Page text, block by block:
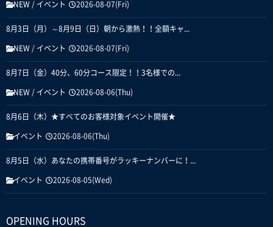
NEW / イベント 2026-08-07(Fri)
8月3日（月）～8月9日（日）朝から激熱！！全額キャ...
NEW / イベント 2026-08-07(Fri)
8月7日（金）40分、60分コース限定！！3名様での...
NEW / イベント 2026-08-06(Thu)
8月6日（木）★すべてのお客様対象イベント開催★
イベント 2026-08-06(Thu)
8月5日（水）あなたの携帯番号がラッキーナンバーに！...
イベント 2026-08-05(Wed)
OPENING HOURS